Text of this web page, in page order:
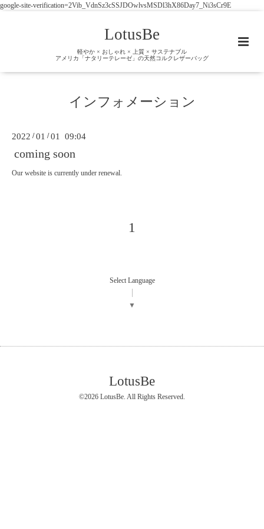
google-site-verification=2Vib_VdnSz3cSSJDOwlvsMSDl3hX86Day7_Ni3sCr9E
LotusBe
軽やか × おしゃれ × 上質 × サステナブル
アメリカ「ナタリーテレーゼ」の天然コルクレザーバッグ
インフォメーション
2022 /01 /01 09:04
coming soon
Our website is currently under renewal.
1
Select Language
▼
LotusBe
©2026 LotusBe. All Rights Reserved.